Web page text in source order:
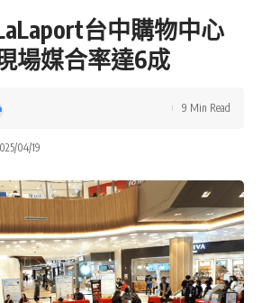
台中購物中心
媒合率達6成
04/19
9 Min Read